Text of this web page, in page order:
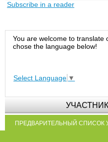
Subscribe in a reader
You are welcome to translate
chose the language below!
Select Language ▼
ПРЕДВАРИТЕЛЬНЫЙ СПИСОК